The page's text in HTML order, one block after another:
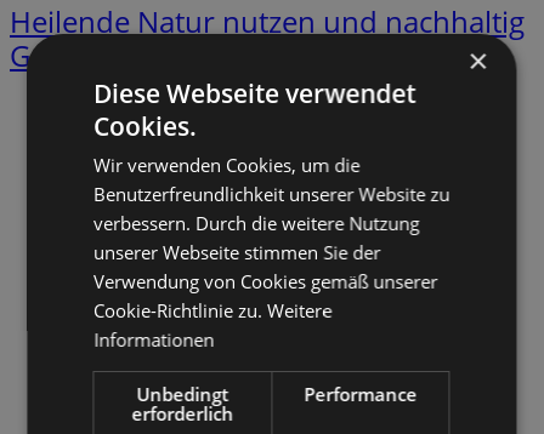
Heilende Natur nutzen und nachhaltig
Gesundheit fördern
Facebook
×
Diese Webseite verwendet
Cookies.
Wir verwenden Cookies, um die
Benutzerfreundlichkeit unserer Website zu
verbessern. Durch die weitere Nutzung
unserer Webseite stimmen Sie der
Verwendung von Cookies gemäß unserer
Cookie-Richtlinie zu.Weitere
Informationen
Unbedingt
erforderlich
Performance